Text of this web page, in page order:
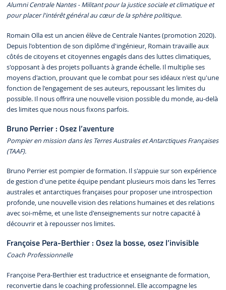
Alumni Centrale Nantes - Militant pour la justice sociale et climatique et
pour placer l'intérêt général au cœur de la sphère politique.
Romain Olla est un ancien élève de Centrale Nantes (promotion 2020).
Depuis l'obtention de son diplôme d'ingénieur, Romain travaille aux
côtés de citoyens et citoyennes engagés dans des luttes climatiques,
s'opposant à des projets polluants à grande échelle. Il multiplie ses
moyens d'action, prouvant que le combat pour ses idéaux n'est qu'une
fonction de l'engagement de ses auteurs, repoussant les limites du
possible. Il nous offrira une nouvelle vision possible du monde, au-delà
des limites que nous nous fixons parfois.
Bruno Perrier : Osez l’aventure
Pompier en mission dans les Terres Australes et Antarctiques Françaises
(TAAF).
Bruno Perrier est pompier de formation. Il s'appuie sur son expérience
de gestion d'une petite équipe pendant plusieurs mois dans les Terres
australes et antarctiques françaises pour proposer une introspection
profonde, une nouvelle vision des relations humaines et des relations
avec soi-même, et une liste d'enseignements sur notre capacité à
découvrir et à repousser nos limites.
Françoise Pera-Berthier : Osez la bosse, osez l’invisible
Coach Professionnelle
Françoise Pera-Berthier est traductrice et enseignante de formation,
reconvertie dans le coaching professionnel. Elle accompagne les